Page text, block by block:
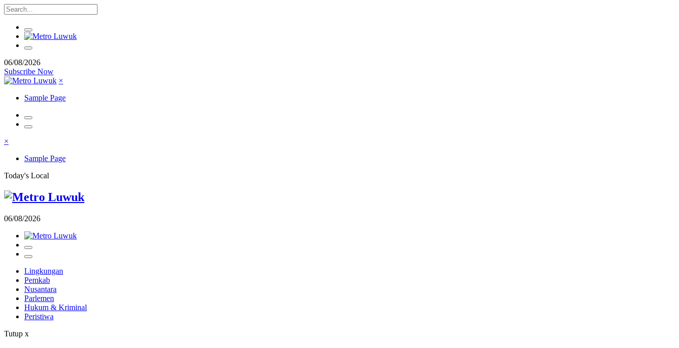
06/08/2026
Subscribe Now
×
Sample Page
×
Sample Page
Today's Local
06/08/2026
Lingkungan
Pemkab
Nusantara
Parlemen
Hukum & Kriminal
Peristiwa
Tutup x